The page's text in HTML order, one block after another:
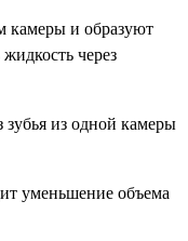
камеры и образуют
через
зубья из одной камеры
уменьшение объема